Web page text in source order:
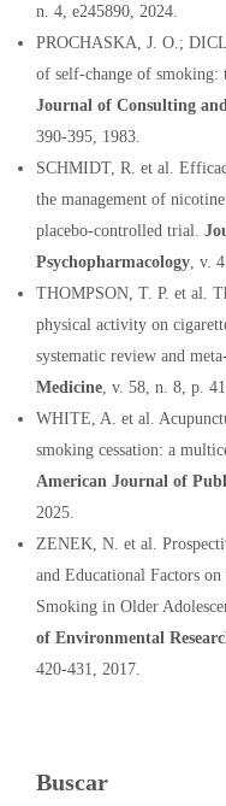
n. 4, e245890, 2024.
PROCHASKA, J. O.;
of self-change of smoking:
Journal of Consulting
390-395, 1983
SCHMIDT, R. et al.
the management of
placebo-controlled trial.
Psychopharmacology , v.
THOMPSON, T. P. et al.
physical activity on
systematic review and
Medicine , v. 58, n. 8, p.
WHITE, A. et al.
smoking cessation: a
American Journal of
2025.
ZENEK, N. et al.
and Educational Factors
Smoking in Older
of Environmental
420-431, 2017
Buscar